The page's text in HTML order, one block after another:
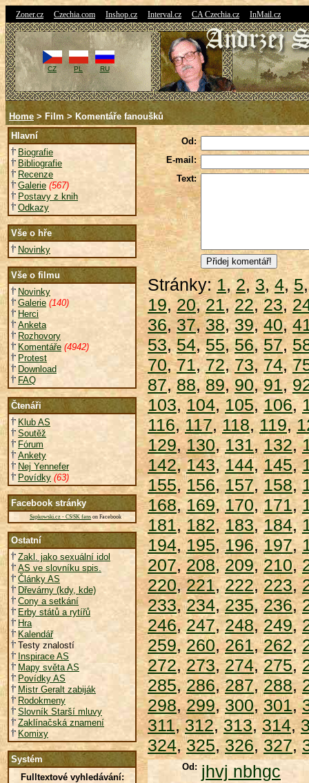
Zoner.cz Czechia.com Inshop.cz Interval.cz CA Czechia.cz InMail.cz
CZ PL RU
Home > Film > Komentáře fanoušků
Hlavní
Biografie
Bibliografie
Recenze
Galerie (567)
Postavy z knih
Odkazy
Vše o hře
Novinky
Vše o filmu
Novinky
Galerie (140)
Herci
Anketa
Rozhovory
Komentáře (4942)
Protest
Download
FAQ
Čtenáři
Klub AS
Soutěž
Fórum
Ankety
Nej Yennefer
Povídky (63)
Facebook stránky
Sapkowski.cz - CS/SK fans on Facebook
Ostatní
Zakl. jako sexuální idol
AS ve slovníku spis.
Články AS
Dřevárny (kdy, kde)
Cony a setkání
Erby států a rytířů
Hra
Kalendář
Testy znalostí
Inspirace AS
Mapy světa AS
Povídky AS
Mistr Geralt zabiják
Rodokmeny
Slovník Starší mluvy
Zaklínačská znamení
Komixy
Systém
Fulltextové vyhledávání:
Od:
E-mail:
Text:
Stránky:1,2,3,4,5
19,20,21,22,23,
36, 37,38,39,40,
53,54,55,56,57,
70,71,72,73, 74,
87,88,89, 90,91,
103, 104,105,106,
116,117,118,119,
129,130, 131, 132,
142,143,144,145,
155,156,157, 158,
168,169, 170,171,
181,182,183,184,
194,195,196,197,
207, 208, 209,210,
220,221,222,223,
233,234, 235,236,
246, 247,248, 249,
259,260,261,262,
272, 273,274,275,
285,286,287, 288,
298,299, 300, 301,
311,312,313,314,
324,325,326, 327,
Od: jhvj nbhgc